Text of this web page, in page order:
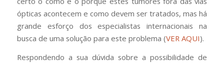
ópticas acontecem e como devem ser tratados, mas há
grande esforço dos especialistas internacionais na
busca de uma solução para este problema (VER AQUI).
Respondendo a sua dúvida sobre a possibilidade de